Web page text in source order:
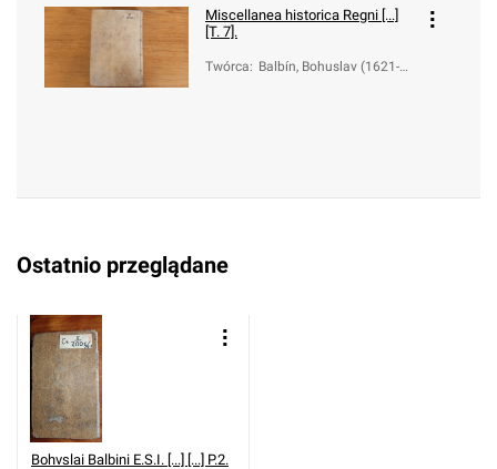
Miscellanea historica Regni [...]
[T. 7].
Twórca: Balbín, Bohuslav (1621-1
Ostatnio przeglądane
Bohvslai Balbini E.S.I. [...] [...] P.2.